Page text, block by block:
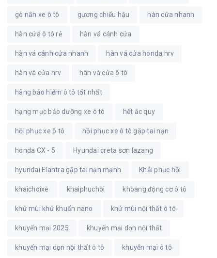
gò nắn xe ô tô gương chiếu hậu hàn cửa nhanh
hàn cửa ô tô rẻ hàn vá cánh cửa
hàn vá cánh cửa nhanh hàn vá cửa honda hrv
hàn vá cửa hrv hàn vá cửa ô tô
hãng bảo hiểm ô tô tốt nhất
hạng mục bảo dưỡng xe ô tô hết ắc quy
hồi phục xe ô tô hồi phục xe ô tô gặp tai nạn
honda CX - 5 Hyundai creta sơn lazang
hyundai Elantra gặp tai nạn mạnh Khải phục hồi
khaichoixe khaiphuchoi khoang động cơ ô tô
khử mùi khử khuẩn nano khử mùi nội thất ô tô
khuyến mại 2025 khuyến mại dọn nội thất
khuyến mại dọn nội thất ô tô khuyễn mại ô tô